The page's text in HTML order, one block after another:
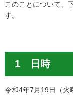
このことについて、
す。
1 日時
令和4年7月19日（火